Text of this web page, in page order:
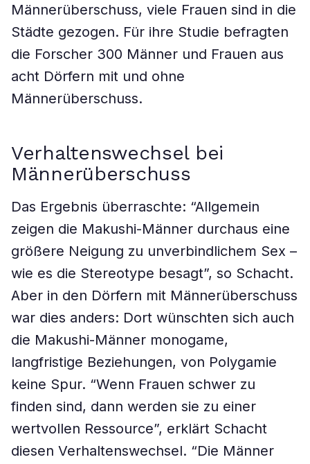
Männerüberschuss, viele Frauen sind in die
Städte gezogen. Für ihre Studie befragten
die Forscher 300 Männer und Frauen aus
acht Dörfern mit und ohne
Männerüberschuss.
Verhaltenswechsel bei
Männerüberschuss
Das Ergebnis überraschte: “Allgemein
zeigen die Makushi-Männer durchaus eine
größere Neigung zu unverbindlichem Sex –
wie es die Stereotype besagt”, so Schacht.
Aber in den Dörfern mit Männerüberschuss
war dies anders: Dort wünschten sich auch
die Makushi-Männer monogame,
langfristige Beziehungen, von Polygamie
keine Spur. “Wenn Frauen schwer zu
finden sind, dann werden sie zu einer
wertvollen Ressource”, erklärt Schacht
diesen Verhaltenswechsel. “Die Männer